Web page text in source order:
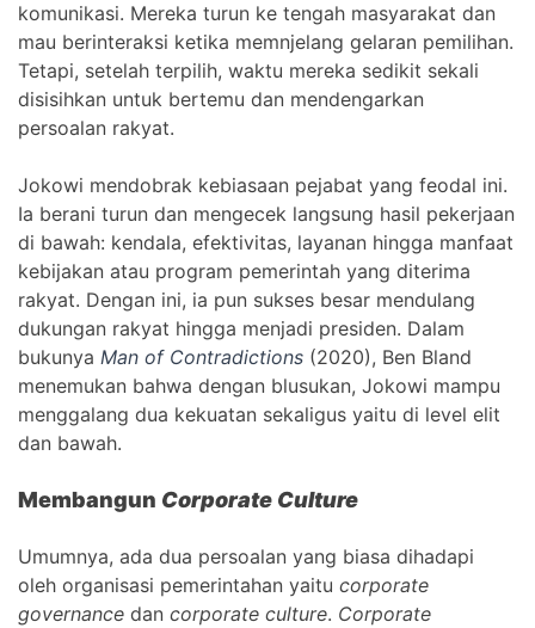
komunikasi. Mereka turun ke tengah masyarakat dan
mau berinteraksi ketika memnjelang gelaran pemilihan.
Tetapi, setelah terpilih, waktu mereka sedikit sekali
disisihkan untuk bertemu dan mendengarkan
persoalan rakyat.
Jokowi mendobrak kebiasaan pejabat yang feodal ini.
Ia berani turun dan mengecek langsung hasil pekerjaan
di bawah: kendala, efektivitas, layanan hingga manfaat
kebijakan atau program pemerintah yang diterima
rakyat. Dengan ini, ia pun sukses besar mendulang
dukungan rakyat hingga menjadi presiden. Dalam
bukunya Man of Contradictions (2020), Ben Bland
menemukan bahwa dengan blusukan, Jokowi mampu
menggalang dua kekuatan sekaligus yaitu di level elit
dan bawah.
Membangun Corporate Culture
Umumnya, ada dua persoalan yang biasa dihadapi
oleh organisasi pemerintahan yaitu corporate
governance dan corporate culture. Corporate